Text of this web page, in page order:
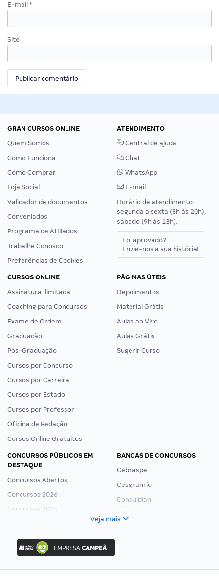
E-mail *
Site
GRAN CURSOS ONLINE
Quem Somos
Como Funciona
Como Comprar
Loja Social
Validador de documentos
Conveniados
Programa de Afiliados
Trabalhe Conosco
Preferências de Cookies
ATENDIMENTO
Central de ajuda
Chat
WhatsApp
E-mail
Horário de atendimento:
segunda a sexta (8h às 20h),
sábado (9h às 13h).
Foi aprovado?
Envie-nos a sua história!
CURSOS ONLINE
Assinatura Ilimitada
Coaching para Concursos
Exame de Ordem
Graduação
Pós-Graduação
Cursos por Concurso
Cursos por Carreira
Cursos por Estado
Cursos por Professor
Oficina de Redação
Cursos Online Gratuitos
PÁGINAS ÚTEIS
Depoimentos
Material Grátis
Aulas ao Vivo
Aulas Grátis
Sugerir Curso
CONCURSOS PÚBLICOS EM
DESTAQUE
Concursos Abertos
Concursos 2026
Concursos 2025
Concurso Nacional Unificado
Concurso Ibama
Concurso MPU
Editais publicados
BANCAS DE CONCURSOS
Cebraspe
Cesgranrio
Consulplan
Veja mais